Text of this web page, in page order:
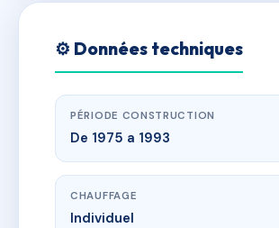
⚙️ Données techniques
PÉRIODE CONSTRUCTION
De 1975 a 1993
CHAUFFAGE
Individuel